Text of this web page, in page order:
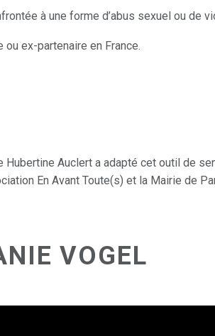
à une forme d’abus sexuel ou de
ex-partenaire en France.
Hubertine Auclert a adapté cet outil de
En Avant Toute(s) et la Mairie de
VOGEL